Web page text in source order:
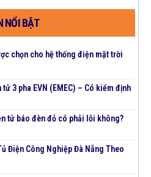
NỔI BẬT
chọn cho hệ thống điện mặt trời
3 pha EVN (EMEC) – Có kiểm định
tử báo đèn đỏ có phải lỗi không?
Điện Công Nghiệp Đà Nẵng Theo